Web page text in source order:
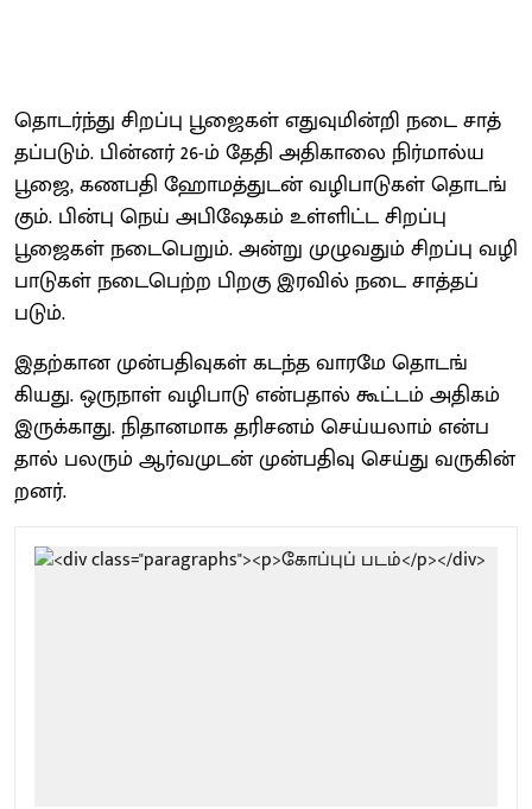
தொடர்ந்து சிறப்பு பூஜைகள் எது​வுமின்றி நடை சாத்​
தப்​படும். பின்​னர் 26-ம் தேதி அதிகாலை நிர்​மால்ய
பூஜை, கணபதி ஹோமத்​துடன் வழி​பாடு​கள் தொடங்​
கும். பின்பு நெய் அபிஷேகம் உள்​ளிட்ட சிறப்பு
பூஜைகள் நடை​பெறும். அன்று முழு​வதும் சிறப்பு வழி​
பாடு​கள் நடை​பெற்ற பிறகு இரவில் நடை சாத்​தப்​
படும்.
இதற்​கான முன்​ப​திவு​கள் கடந்த வாரமே தொடங்​
கியது. ஒரு​நாள் வழி​பாடு என்​ப​தால் கூட்​டம் அதி​கம்
இருக்​காது. நிதான​மாக தரிசனம் செய்​ய​லாம் என்​ப​
தால் பலரும் ஆர்​வ​முடன் முன்​ப​திவு செய்து வரு​கின்​
றனர்.